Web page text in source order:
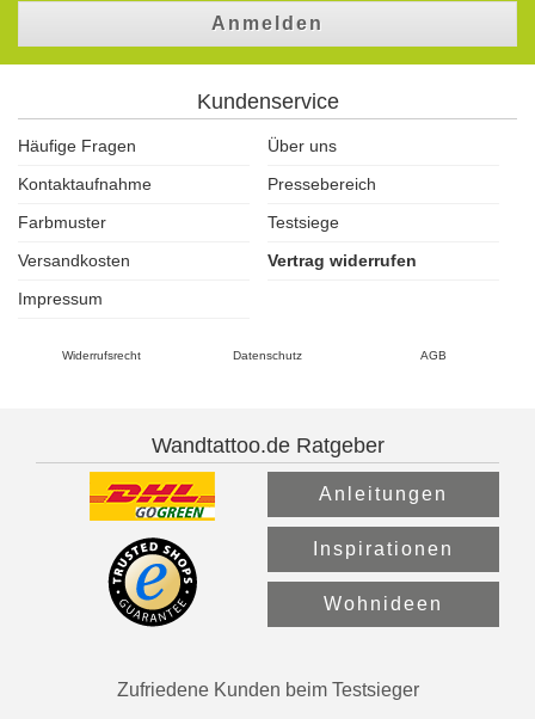
Anmelden
Kundenservice
Häufige Fragen
Über uns
Kontaktaufnahme
Pressebereich
Farbmuster
Testsiege
Versandkosten
Vertrag widerrufen
Impressum
Widerrufsrecht Datenschutz AGB
Wandtattoo.de Ratgeber
Anleitungen
Inspirationen
Wohnideen
Zufriedene Kunden beim Testsieger